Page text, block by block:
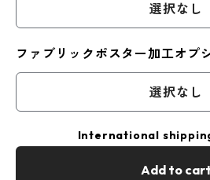
選択なし
ファブリックポスター加工オプ
選択なし
International
Add to cart